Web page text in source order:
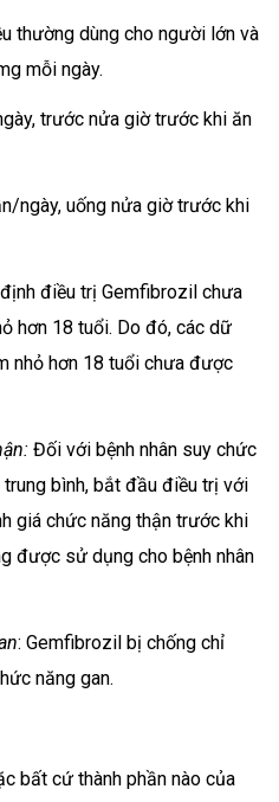
thường dùng cho người lớn và
mỗi ngày.
trước nửa giờ trước khi ăn
ngày, uống nửa giờ trước khi
điều trị Gemfibrozil chưa
hơn 18 tuổi. Do đó, các dữ
nhỏ hơn 18 tuổi chưa được
Đối với bệnh nhân suy chức
bình, bắt đầu điều trị với
giá chức năng thận trước khi
được sử dụng cho bệnh nhân
: Gemfibrozil bị chống chỉ
năng gan.
bất cứ thành phần nào của